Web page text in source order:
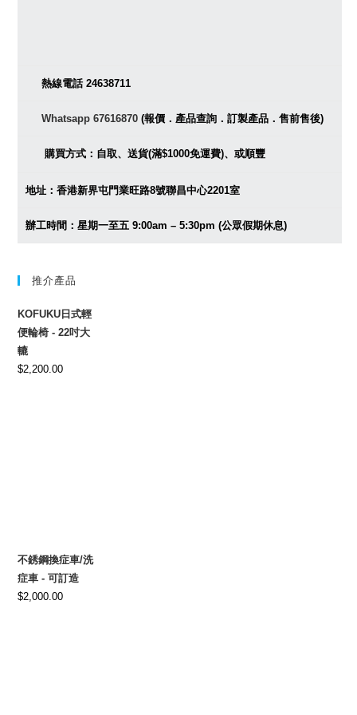
熱線電話 24638711
Whatsapp 67616870 (報價．產品查詢．訂製產品．售前售後)
購買方式：自取、送貨(滿$1000免運費)、或順豐
地址：香港新界屯門業旺路8號聯昌中心2201室
辦工時間：星期一至五 9:00am – 5:30pm (公眾假期休息)
推介產品
KOFUKU日式輕
便輪椅 - 22吋大
轆
$2,200.00
不銹鋼換症車/洗
症車 - 可訂造
$2,000.00